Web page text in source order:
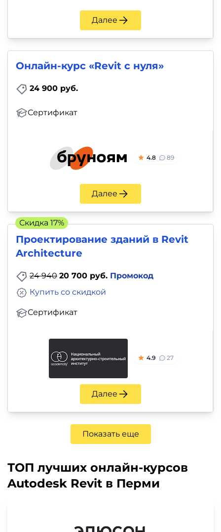
Далее
Онлайн-курс «Revit с нуля»
24 900 руб.
Сертификат
4.8 89
Далее
Проектирование зданий в Revit
Architecture
24 940 20 700 руб. Промокод
Сертификат
Купить со скидкой
4.9 27
Далее
Скидка 17%
Показать еще
ТОП лучших онлайн-курсов
Autodesk Revit в Перми